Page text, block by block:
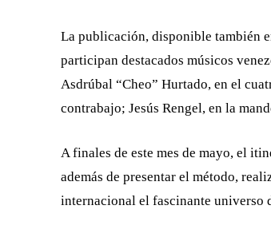
La publicación, disponible también
participan destacados músicos
Asdrúbal “Cheo” Hurtado, en el
contrabajo; Jesús Rengel, en la
A finales de este mes de mayo, el
además de presentar el método,
internacional el fascinante universo